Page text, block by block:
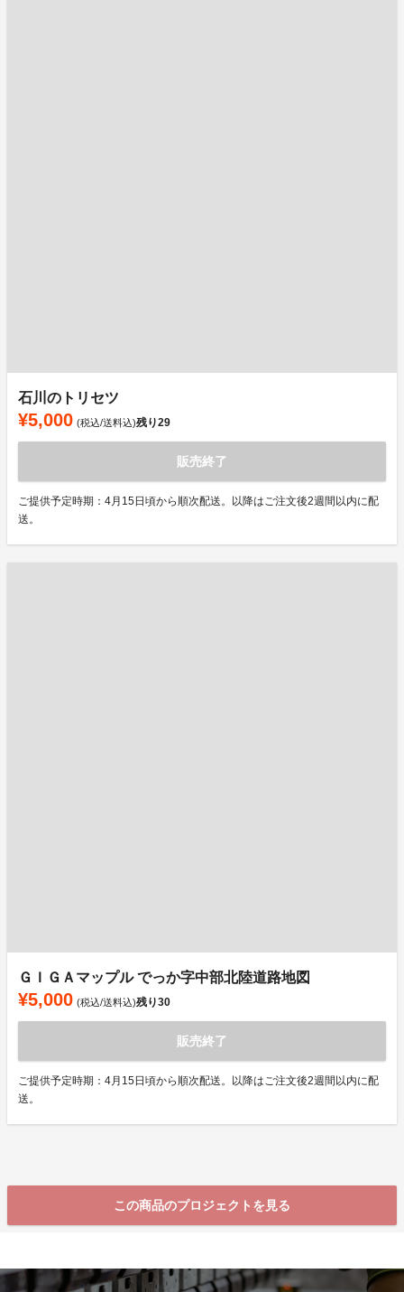
石川のトリセツ
¥5,000 (税込/送料込)残り29
販売終了
ご提供予定時期：4月15日頃から順次配送。以降はご注文後2週間以内に配
送。
ＧＩＧＡマップル でっか字中部北陸道路地図
¥5,000 (税込/送料込)残り30
販売終了
ご提供予定時期：4月15日頃から順次配送。以降はご注文後2週間以内に配
送。
この商品のプロジェクトを見る